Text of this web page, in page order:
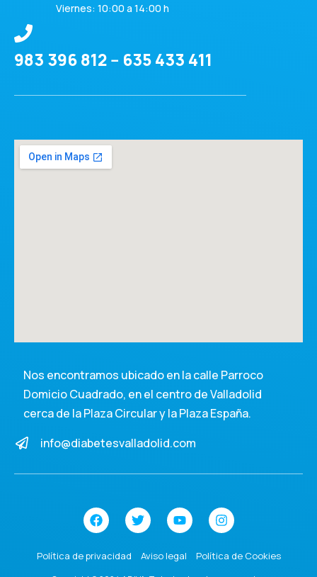
Viernes: 10:00 a 14:00 h
983 396 812 -- 635 433 411
Nos encontramos ubicado en la calle Parroco
Domicio Cuadrado, en el centro de Valladolid
cerca de la Plaza Circular y la Plaza España.
info@diabetesvalladolid.com
Política de privacidad Aviso legal Política de Cookies